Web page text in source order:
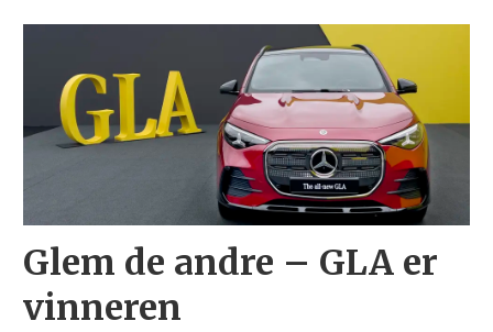
Glem de andre – GLA er
vinneren